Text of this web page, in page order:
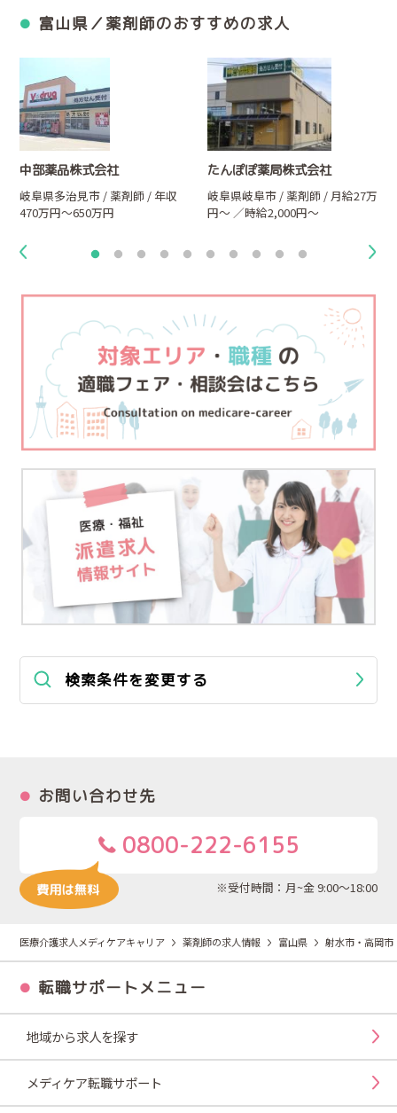
富山県／薬剤師のおすすめの求人
中部薬品株式会社
岐阜県多治見市 / 薬剤師 / 年収
470万円～650万円
たんぽぽ薬局株式会社
岐阜県岐阜市 / 薬剤師 / 月給27万
円～ ／時給2,000円～
検索条件を変更する
お問い合わせ先
0800-222-6155
※受付時間：月~金 9:00～18:00
医療介護求人メディケアキャリア 薬剤師の求人情報 富山県 射水市・高岡市
転職サポートメニュー
地域から求人を探す
メディケア転職サポート